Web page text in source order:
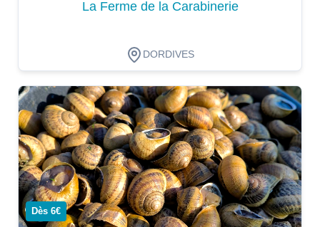
La Ferme de la Carabinerie
DORDIVES
Dégustation
Dès 6€